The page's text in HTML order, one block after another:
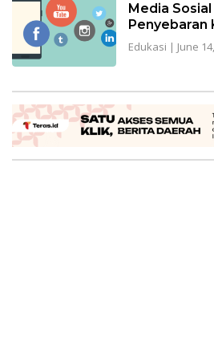
Media
Penyebaran
Edukasi | June